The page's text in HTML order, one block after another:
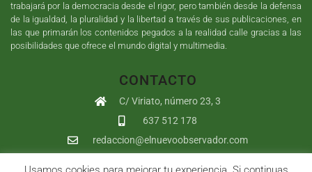
trabajará por la democracia desde el rigor, pero también desde la defensa
de la igualdad, la pluralidad y la libertad a través de sus publicaciones, en
las que primarán los contenidos pegados a la realidad calle gracias a las
posibilidades que ofrece el mundo digital y multimedia.
CONTACTO
C/ Viriato, número 23, 3
637 512 178
redaccion@elnuevoobservador.com